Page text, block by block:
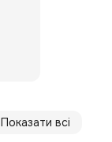
Показати всі